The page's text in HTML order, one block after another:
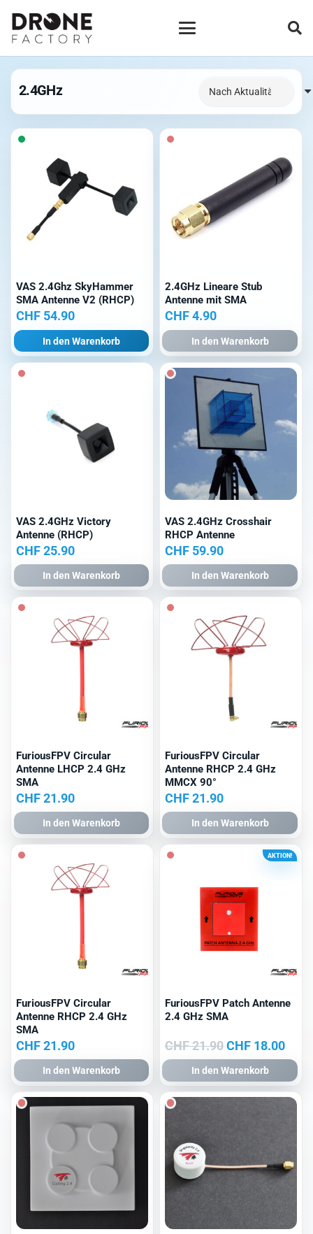
2.4GHz
VAS 2.4Ghz SkyHammer
SMA Antenne V2 (RHCP)
CHF 54.90
In den Warenkorb
2.4GHz Lineare Stub
Antenne mit SMA
CHF4.90
In den Warenkorb
VAS 2.4GHz Victory
Antenne (RHCP)
CHF25.90
In den Warenkorb
VAS 2.4GHz Crosshair
RHCP Antenne
CHF59.90
In den Warenkorb
FuriousFPV Circular
Antenne LHCP 2.4 GHz
SMA
CHF21.90
In den Warenkorb
FuriousFPV Circular
Antenne RHCP 2.4 GHz
MMCX 90°
CHF21.90
In den Warenkorb
FuriousFPV Circular
Antenne RHCP 2.4 GHz
SMA
CHF21.90
In den Warenkorb
AKTION!
FuriousFPV Patch Antenne
2.4 GHz SMA
CHF21.90 Ursprünglicher
Preis
war:
CHF 21.90
CHF18.00
ist:
CHF
In den Warenkorb